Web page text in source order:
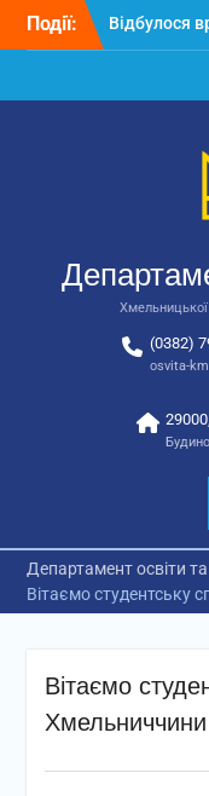
Перейти
Події:
Відбулося
автобусів
Відбулося
освіти та
державної
Відбулась
виховання
Хмельницької
(0382)
osvita-
Департамент освіти
Вітаємо студентську
Вітаємо